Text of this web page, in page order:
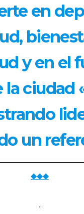
en
y en el
la ciudad
un
◆◆◆
.